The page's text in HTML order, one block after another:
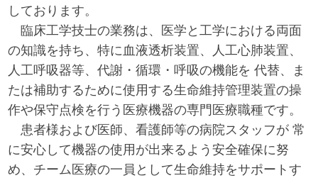
しております。
臨床工学技士の業務は、医学と工学における両面
の知識を持ち、特に血液透析装置、人工心肺装置、
人工呼吸器等、代謝・循環・呼吸の機能を 代替、ま
たは補助するために使用する生命維持管理装置の操
作や保守点検を行う医療機器の専門医療職種です。
患者様および医師、看護師等の病院スタッフが 常
に安心して機器の使用が出来るよう安全確保に努
め、チーム医療の一員として生命維持をサポートす